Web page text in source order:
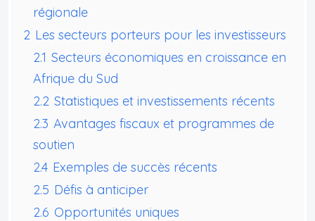
régionale
2 Les secteurs porteurs pour les investisseurs
2.1 Secteurs économiques en croissance en
Afrique du Sud
2.2 Statistiques et investissements récents
2.3 Avantages fiscaux et programmes de
soutien
2.4 Exemples de succès récents
2.5 Défis à anticiper
2.6 Opportunités uniques